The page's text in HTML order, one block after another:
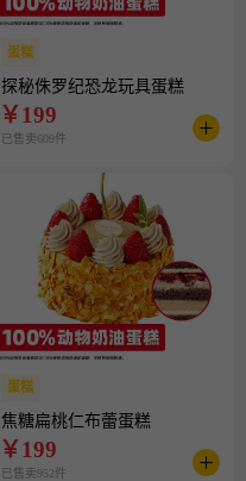
蛋糕
探秘侏罗纪恐龙玩具蛋糕
￥199
已售卖609件
蛋糕
焦糖扁桃仁布蕾蛋糕
￥199
已售卖952件